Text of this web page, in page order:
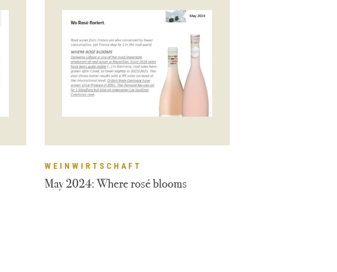
May 2024: Where rosé blooms
WEINWIRTSCHAFT